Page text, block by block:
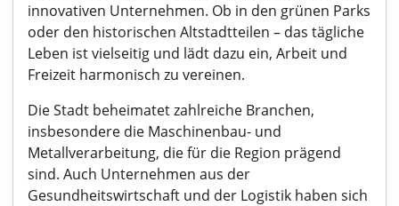
innovativen Unternehmen. Ob in den grünen Parks
oder den historischen Altstadtteilen – das tägliche
Leben ist vielseitig und lädt dazu ein, Arbeit und
Freizeit harmonisch zu vereinen.
Die Stadt beheimatet zahlreiche Branchen,
insbesondere die Maschinenbau- und
Metallverarbeitung, die für die Region prägend
sind. Auch Unternehmen aus der
Gesundheitswirtschaft und der Logistik haben sich